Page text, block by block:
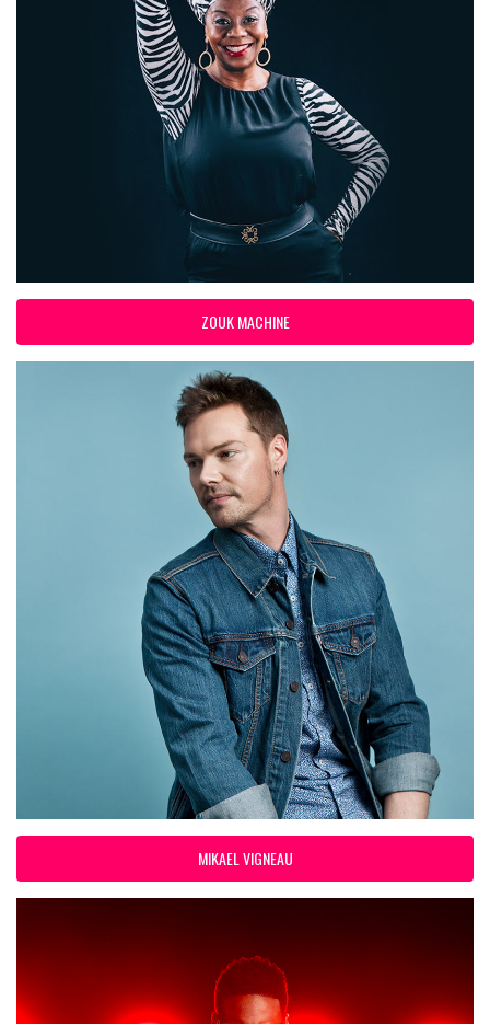
ZOUK MACHINE
MIKAEL VIGNEAU